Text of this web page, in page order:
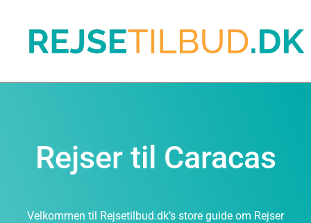
Rejser til Caracas
Velkommen til Rejsetilbud.dk’s store guide om Rejser